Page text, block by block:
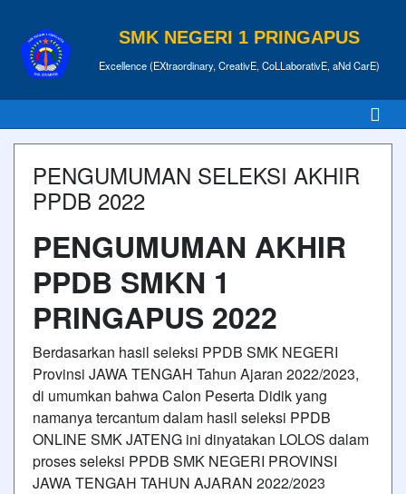
SMK NEGERI 1 PRINGAPUS
Excellence (EXtraordinary, CreativE, CoLLaborativE, aNd CarE)
PENGUMUMAN SELEKSI AKHIR
PPDB 2022
PENGUMUMAN AKHIR
PPDB SMKN 1
PRINGAPUS 2022
Berdasarkan hasil seleksi PPDB SMK NEGERI
Provinsi JAWA TENGAH Tahun Ajaran 2022/2023,
di umumkan bahwa Calon Peserta Didik yang
namanya tercantum dalam hasil seleksi PPDB
ONLINE SMK JATENG ini dinyatakan LOLOS dalam
proses seleksi PPDB SMK NEGERI PROVINSI
JAWA TENGAH TAHUN AJARAN 2022/2023